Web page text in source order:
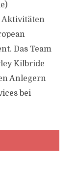
Aktivitäten
Das Team
Kilbride
Anlegern
bei